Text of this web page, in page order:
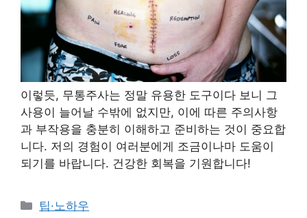
이렇듯, 무통주사는 정말 유용한 도구이다 보니 그
사용이 늘어날 수밖에 없지만, 이에 따른 주의사항
과 부작용을 충분히 이해하고 준비하는 것이 중요합
니다. 저의 경험이 여러분에게 조금이나마 도움이
되기를 바랍니다. 건강한 회복을 기원합니다!
Categories
팁·노하우